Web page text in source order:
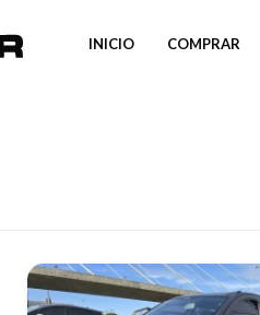
INICIO COMPRAR